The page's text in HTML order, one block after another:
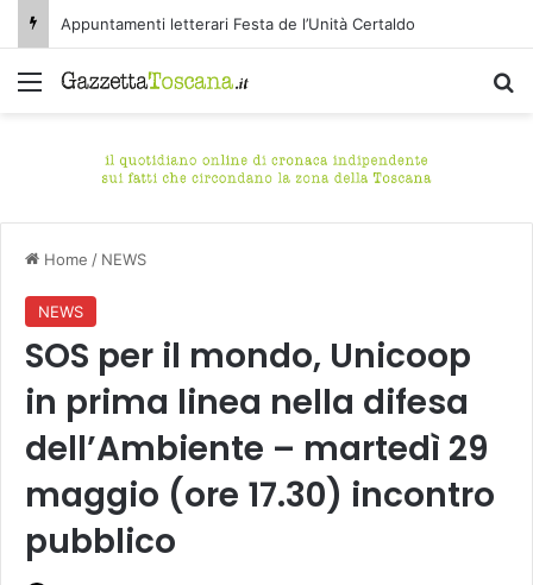
Appuntamenti letterari Festa de l’Unità Certaldo
Menu
Home / NEWS
NEWS
SOS per il mondo, Unicoop
in prima linea nella difesa
dell’Ambiente – martedì 29
maggio (ore 17.30) incontro
pubblico